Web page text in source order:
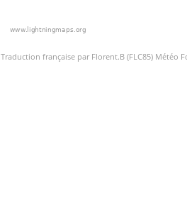
Traduction française par Florent.B (FLC85) Météo